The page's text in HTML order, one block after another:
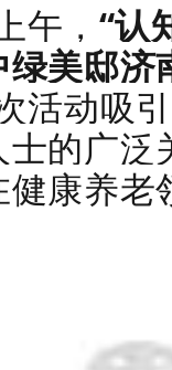
午， “认
美邸
活动吸
的广
康养